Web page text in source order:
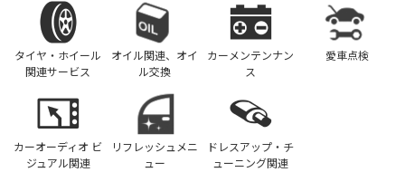
タイヤ・ホイール
関連サービス
オイル関連、オイ
ル交換
カーメンテンナン
ス
愛車点検
カーオーディオ ビ
ジュアル関連
リフレッシュメニ
ュー
ドレスアップ・チ
ューニング関連